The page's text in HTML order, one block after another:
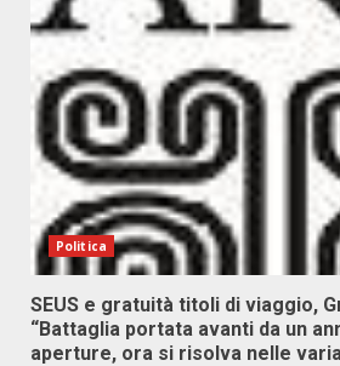
Politica
SEUS e gratuità titoli di viaggio,
“Battaglia portata avanti da un
aperture, ora si risolva nelle